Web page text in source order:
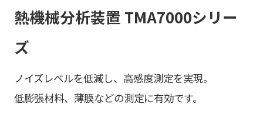
熱機械分析装置 TMA7000シリー
ズ
ノイズレベルを低減し、高感度測定を実現。
低膨張材料、薄膜などの測定に有効です。